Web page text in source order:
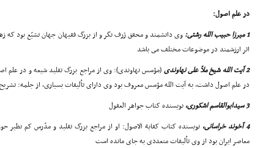
در علم اصول:
1 میرزا حبیب الله رشتى:
وى دانشمند و محقق ژرف نگر و از بزرگ فقیهان جهان تشیّع بود که
اثر ارزشمند در موضوعات مختلف مى باشد
2 آیت الله شیخ ملاّ على نهاوندى
(مؤسس نهاوندى): وى از مراجع بزرگ تقلید شیعه و در علم
در علم اصول داشت، به آیت الله مؤسس معروف بود وى داراى تألیفات بسیارى، از جلمه: تشریح
3 سیدابوالقاسم اشکورى،
نویسنده کتاب جواهر العقول
4 آخوند خراسانى،
نویسنده کتاب کفایة الاصول: او از مراجع بزرگ تقلید و مدّرس کم نظیر
معاصر ایران بود از وى تألیفات متعددى به جاى مانده است